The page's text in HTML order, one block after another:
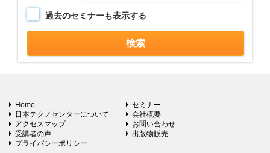
過去のセミナーも表示する
Home
セミナー
日本テクノセンターについて
会社概要
アクセスマップ
お問い合わせ
受講者の声
出版物販売
プライバシーポリシー